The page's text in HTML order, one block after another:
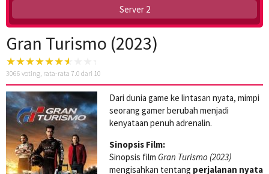
Server 2
Gran Turismo (2023)
3066 voting, rata-rata 7.0 dari 10
Dari dunia game ke lintasan nyata, mimpi
seorang gamer berubah menjadi
kenyataan penuh adrenalin.
Sinopsis Film:
Sinopsis film Gran Turismo (2023)
mengisahkan tentang perjalanan nyata